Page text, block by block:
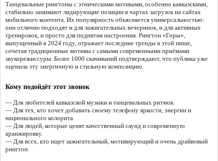
Танцевальные рингтоны с этническими мотивами, особенно кавказскими,
стабильно занимают лидирующие позиции в чартах загрузок на сайтах
мобильного контента. Их популярность объясняется универсальностью:
они отлично подходят и для зажигательных вечеринок, и для активных
тренировок, и просто для поднятия настроения. Рингтон «Горы»,
выпущенный в 2024 году, отражает последние тренды в этой нише,
сочетая традиционные мотивы с самыми современными приёмами
звукорежиссуры. Более 1000 скачиваний подтверждают, что публика уже
оценила эту энергичную и стильную композицию.
Кому подойдёт этот звонок
— Для любителей кавказской музыки и танцевальных ритмов.
— Для тех, кто хочет добавить своему телефону яркости, энергии и
национального колорита.
— Для людей, которые ценят качественный саунд и современную
аранжировку.
— Для всех, кто ищет зажигательный, мотивирующий и очень драйвовый
рингтон.